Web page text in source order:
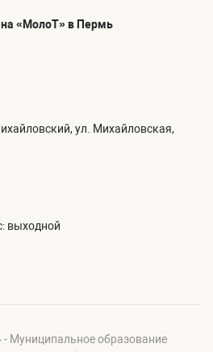
«МолоТ» в Пермь
ул. Михайловская,
выходной
Муниципальное образование